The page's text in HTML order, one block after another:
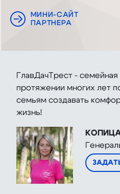
МИНИ-САЙТ
ПАРТНЕРА
ГлавДачТрест - семейная
протяжении многих лет
семьям создавать
жизнь!